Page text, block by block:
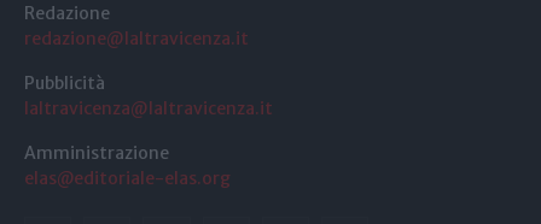
Redazione
redazione@laltravicenza.it
Pubblicità
laltravicenza@laltravicenza.it
Amministrazione
elas@editoriale-elas.org